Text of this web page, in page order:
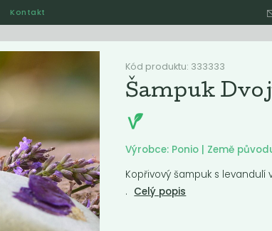
Kontakt
Ostatní
Nejlevnější Nejdražší Nejprodávanější
Kód produktu: 333333
Šampuk
Výrobce: Ponio | Země
Kopřivový šampuk s
. Celý popis